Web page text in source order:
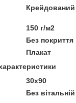
Крейдований
150 г/м2
Без покриття
Плакат
30х90
Без